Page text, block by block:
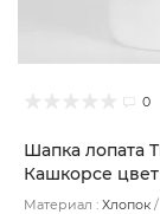
0
Шапка лопата
Кашкорсе
очень темный
Материал : Хлопок